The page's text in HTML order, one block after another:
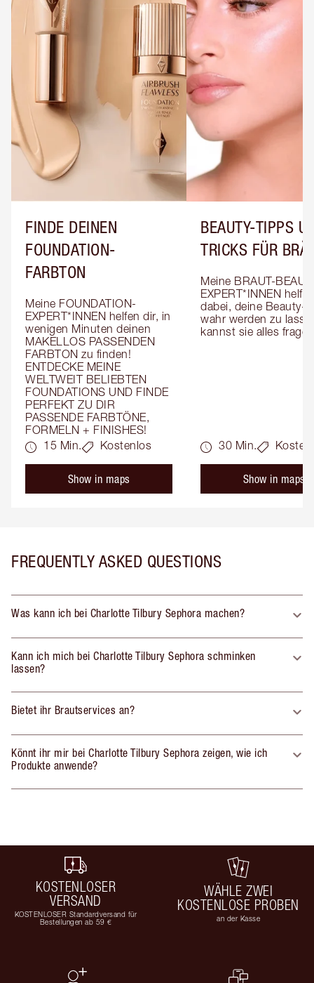
FINDE DEINEN
FOUNDATION-
FARBTON
Meine FOUNDATION-
EXPERT*INNEN helfen dir, in
wenigen Minuten deinen
MAKELLOS PASSENDEN
FARBTON zu finden!
ENTDECKE MEINE
WELTWEIT BELIEBTEN
FOUNDATIONS UND FINDE
PERFEKT ZU DIR
PASSENDE FARBTÖNE,
FORMELN + FINISHES!
15 Min.
Kostenlos
Show in maps
BEAUTY-TIPPS
TRICKS FÜR
Meine BRAUT-
EXPERT*INNEN
dabei, deine Beauty-
wahr werden zu
kannst sie alles
30 Min.
Show in maps
FREQUENTLY ASKED QUESTIONS
Was kann ich bei Charlotte Tilbury Sephora machen?
Kann ich mich bei Charlotte Tilbury Sephora schminken
lassen?
Bietet ihr Brautservices an?
Könnt ihr mir bei Charlotte Tilbury Sephora zeigen, wie ich
Produkte anwende?
KOSTENLOSER
VERSAND
KOSTENLOSER Standardversand für
Bestellungen ab 59 €
WÄHLE ZWEI
KOSTENLOSE PROBEN
an der Kasse